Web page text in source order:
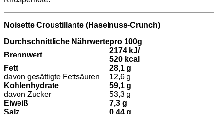
Noisette Croustillante (Haselnuss-Crunch)
Durchschnittliche Nährwertepro 100g
Brennwert
2174 kJ/
520 kcal
Fett
28,1 g
davon gesättigte Fettsäuren
12,6 g
Kohlenhydrate
59,1 g
davon Zucker
53,3 g
Eiweiß
7,3 g
Salz
0,44 g